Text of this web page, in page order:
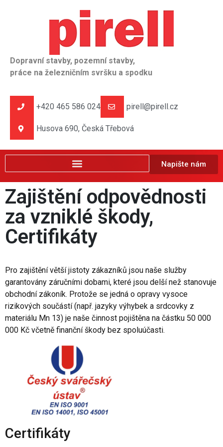
Dopravní stavby, pozemní stavby,
práce na železničním svršku a spodku
+420 465 586 024 pirell@pirell.cz
Husova 690, Česká Třebová
Napište nám
Zajištění odpovědnosti
za vzniklé škody,
Certifikáty
Pro zajištění větší jistoty zákazníků jsou naše služby
garantovány záručními dobami, které jsou delší než stanovuje
obchodní zákoník. Protože se jedná o opravy vysoce
rizikových součástí (např. jazyky výhybek a srdcovky z
materiálu Mn 13) je naše činnost pojištěna na částku 50 000
000 Kč včetně finanční škody bez spoluúčasti.
Certifikáty